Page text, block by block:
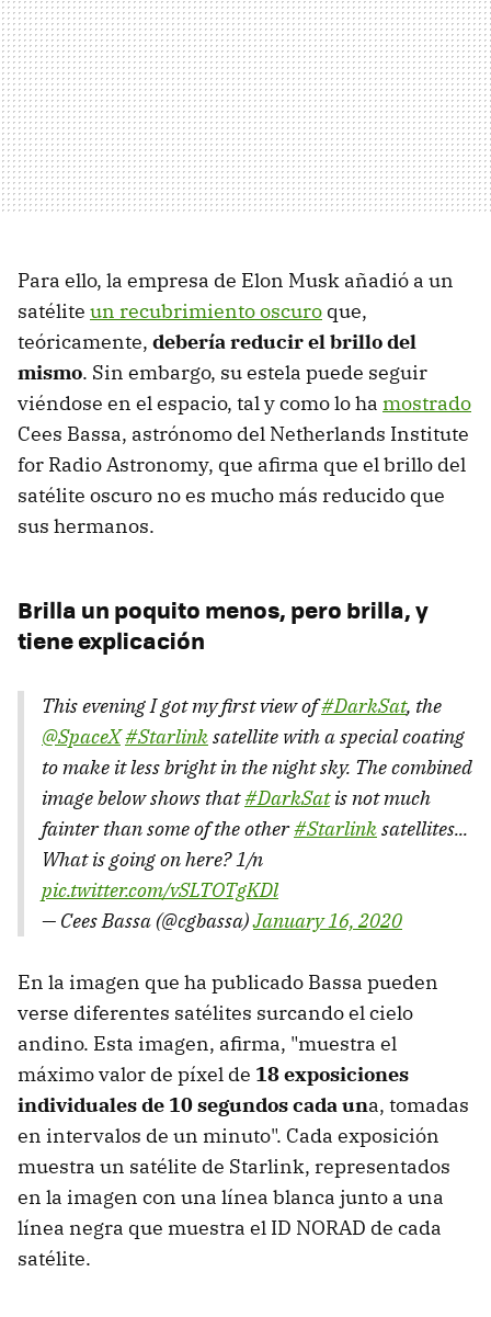
Para ello, la empresa de Elon Musk añadió a un
satélite un recubrimiento oscuro que,
teóricamente, debería reducir el brillo del
mismo. Sin embargo, su estela puede seguir
viéndose en el espacio, tal y como lo ha mostrado
Cees Bassa, astrónomo del Netherlands Institute
for Radio Astronomy, que afirma que el brillo del
satélite oscuro no es mucho más reducido que
sus hermanos.
Brilla un poquito menos, pero brilla, y
tiene explicación
This evening I got my first view of#DarkSat, the
@SpaceX#Starlinksatellite with a special coating
to make it less bright in the night sky. The combined
image below shows that#DarkSatis not much
fainter than some of the other#Starlinksatellites...
What is going on here? 1/n
pic.twitter.com/vSLTOTgKDl
— Cees Bassa (@cgbassa)January 16, 2020
En la imagen que ha publicado Bassa pueden
verse diferentes satélites surcando el cielo
andino. Esta imagen, afirma, "muestra el
máximo valor de píxel de 18 exposiciones
individuales de 10 segundos cada una, tomadas
en intervalos de un minuto". Cada exposición
muestra un satélite de Starlink, representados
en la imagen con una línea blanca junto a una
línea negra que muestra el ID NORAD de cada
satélite.